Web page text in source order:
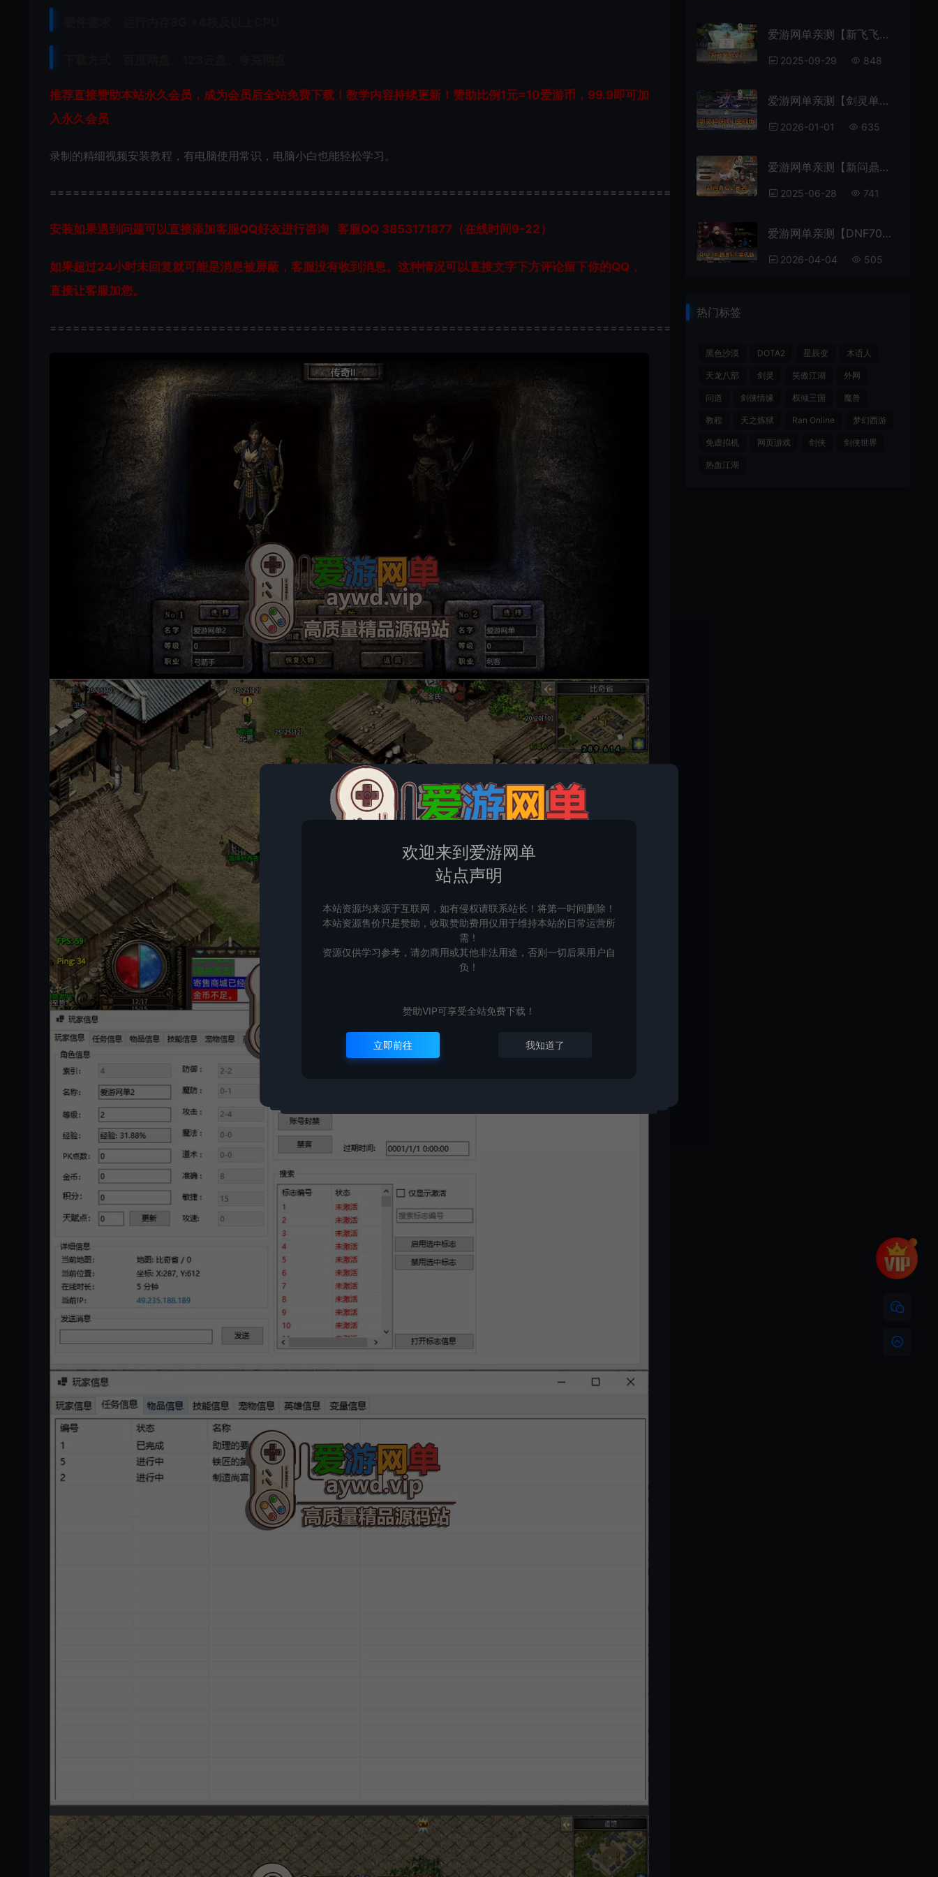
推荐直接赞助本站永久会员，成为会员后全站免费下载！教学内容持续更新！赞助比例1元=10爱游币，99.9即可加
入永久会员
录制的精细视频安装教程，有电脑使用常识，电脑小白也能轻松学习。
===========================================================================================
安装如果遇到问题可以直接添加客服QQ好友进行咨询 客服QQ 3853171877（在线时间9-22）
如果超过24小时未回复就可能是消息被屏蔽，客服没有收到消息。这种情况可以直接文字下方评论留下你的QQ，
直接让客服加您。
===========================================================================================
爱游网单亲测【新飞飞】V22单机版虚拟机一键端GM后台内置控制台视频安装教学
2025-09-29 848
爱游网单亲测【剑灵单机版】三系超变T4道具起源修仙地下城装备收集成就系统属性时装野外BOSS配套图文攻略虚拟机一键端视频安装教学
2026-01-01 635
爱游网单亲测【新问鼎霸者】单机版回合制怀旧网游 内置GM功能 GM工具 虚拟机一键端 文本教学
2025-06-28 741
爱游网单亲测【DNF70单机版】最新整理浪浪5.1带女鬼剑 带二觉 特色技能宝珠 可交易史诗 精炼泰拉装备带内辅 徽章镶嵌 虚拟机一键端 视频安装教学
2026-04-04 505
热门标签
黑色沙漠 DOTA2 星辰变 木语人
天龙八部 剑灵 笑傲江湖 外网
问道 剑侠情缘 权倾三国 魔兽
教程 天之炼狱 Ran Online 梦幻西游
免虚拟机 网页游戏 剑侠 剑侠世界
热血江湖
欢迎来到爱游网单
站点声明
本站资源均来源于互联网，如有侵权请联系站长！将第一时间删除！
本站资源售价只是赞助，收取赞助费用仅用于维持本站的日常运营所
需！
资源仅供学习参考，请勿商用或其他非法用途，否则一切后果用户自
负！
赞助VIP可享受全站免费下载！
立即前往 我知道了